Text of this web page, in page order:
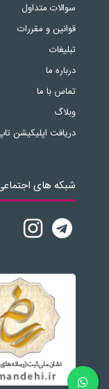
سوالات متداول
قوانین و مقررات
تبلیغات
درباره ما
تماس با ما
وبلاگ
دریافت اپلیکیشن
شبکه های